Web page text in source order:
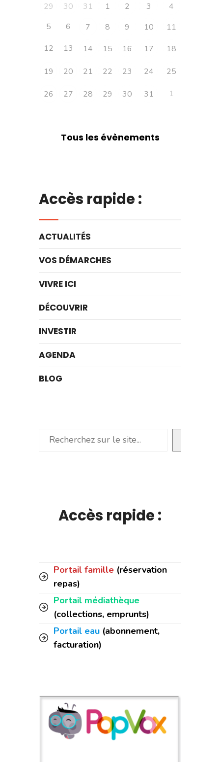
29 30 31 1 2 3
4
5
6 7 8 9 10
11
12
13 14 15 16 17 18
19 20 21 22 23 24 25
26 27 28 29 30 31 1
Tous les évènements
Accès rapide :
ACTUALITÉS
VOS DÉMARCHES
VIVRE ICI
DÉCOUVRIR
INVESTIR
AGENDA
BLOG
Rechercher
Accès rapide :
Portail famille (réservation
repas)
Portail médiathèque
(collections, emprunts)
Portail eau (abonnement,
facturation)